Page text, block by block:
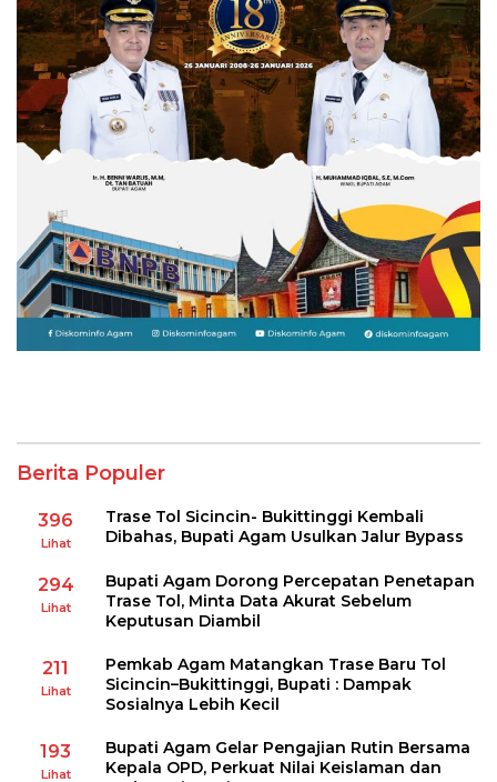
Berita Populer
396
Lihat
Trase Tol Sicincin- Bukittinggi Kembali
Dibahas, Bupati Agam Usulkan Jalur Bypass
294
Lihat
Bupati Agam Dorong Percepatan Penetapan
Trase Tol, Minta Data Akurat Sebelum
Keputusan Diambil
211
Lihat
Pemkab Agam Matangkan Trase Baru Tol
Sicincin–Bukittinggi, Bupati : Dampak
Sosialnya Lebih Kecil
193
Lihat
Bupati Agam Gelar Pengajian Rutin Bersama
Kepala OPD, Perkuat Nilai Keislaman dan